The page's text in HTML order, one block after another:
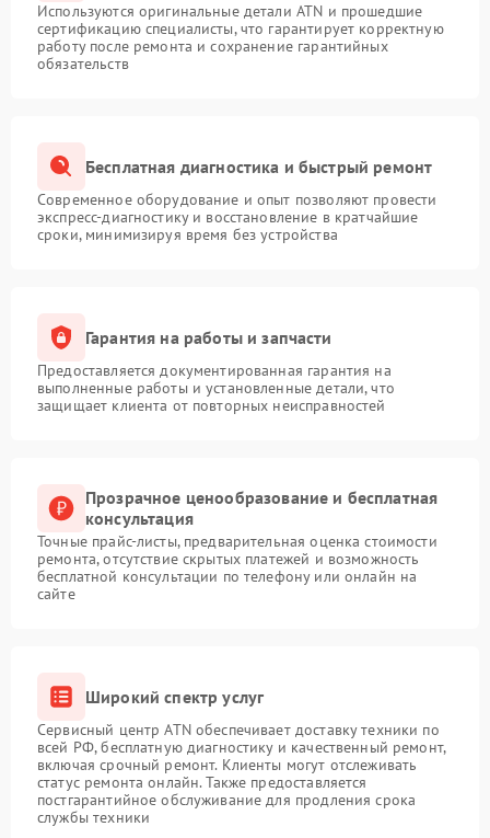
Используются оригинальные детали ATN и прошедшие
сертификацию специалисты, что гарантирует корректную
работу после ремонта и сохранение гарантийных
обязательств
Бесплатная диагностика и быстрый ремонт
Современное оборудование и опыт позволяют провести
экспресс-диагностику и восстановление в кратчайшие
сроки, минимизируя время без устройства
Гарантия на работы и запчасти
Предоставляется документированная гарантия на
выполненные работы и установленные детали, что
защищает клиента от повторных неисправностей
Прозрачное ценообразование и бесплатная
консультация
Точные прайс-листы, предварительная оценка стоимости
ремонта, отсутствие скрытых платежей и возможность
бесплатной консультации по телефону или онлайн на
сайте
Широкий спектр услуг
Сервисный центр ATN обеспечивает доставку техники по
всей РФ, бесплатную диагностику и качественный ремонт,
включая срочный ремонт. Клиенты могут отслеживать
статус ремонта онлайн. Также предоставляется
постгарантийное обслуживание для продления срока
службы техники